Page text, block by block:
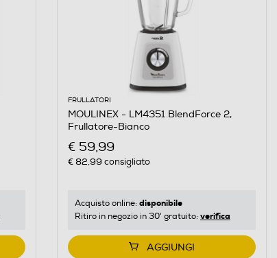
FRULLATORI
MOULINEX - LM4351 BlendForce 2,
Frullatore-Bianco
€ 59,99
€ 82,99 consigliato
Acquisto online: disponibile
Ritiro in negozio in 30' gratuito: verifica
AGGIUNGI